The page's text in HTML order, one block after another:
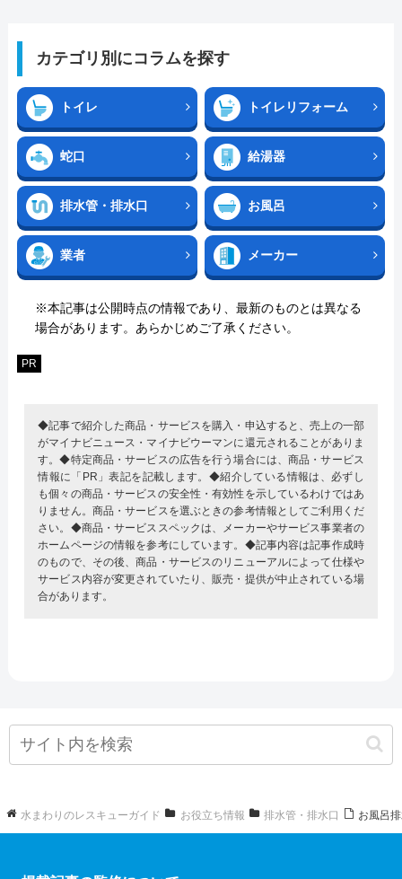
カテゴリ別にコラムを探す
トイレ トイレリフォーム
蛇口 給湯器
排水管・排水口 お風呂
業者 メーカー
※本記事は公開時点の情報であり、最新のものとは異なる
場合があります。あらかじめご了承ください。
PR
◆記事で紹介した商品・サービスを購入・申込すると、売上の一部
がマイナビニュース・マイナビウーマンに還元されることがありま
す。◆特定商品・サービスの広告を行う場合には、商品・サービス
情報に「PR」表記を記載します。◆紹介している情報は、必ずし
も個々の商品・サービスの安全性・有効性を示しているわけではあ
りません。商品・サービスを選ぶときの参考情報としてご利用くだ
さい。◆商品・サービススペックは、メーカーやサービス事業者の
ホームページの情報を参考にしています。◆記事内容は記事作成時
のもので、その後、商品・サービスのリニューアルによって仕様や
サービス内容が変更されていたり、販売・提供が中止されている場
合があります。
水まわりのレスキューガイド お役立ち情報 排水管・排水口 お風呂